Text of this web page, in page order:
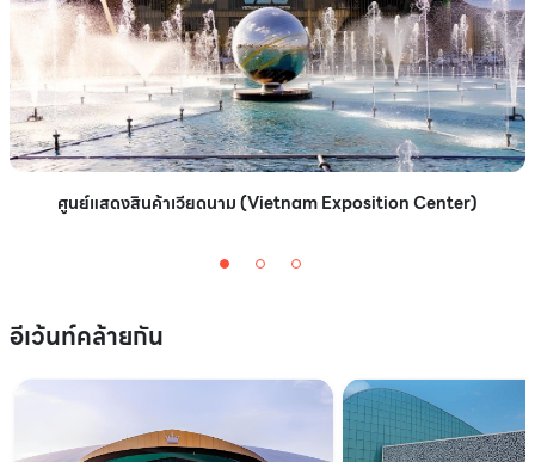
ศูนย์แสดงสินค้าเวียดนาม (Vietnam Exposition Center)
อีเว้นท์คล้ายกัน